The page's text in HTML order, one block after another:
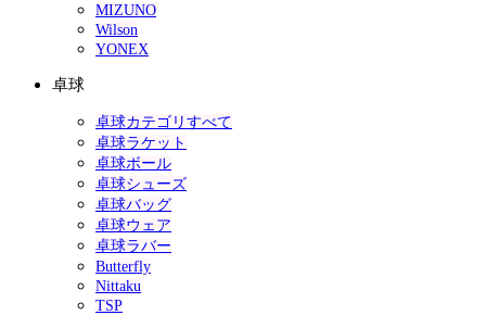
MIZUNO
Wilson
YONEX
卓球
卓球カテゴリすべて
卓球ラケット
卓球ボール
卓球シューズ
卓球バッグ
卓球ウェア
卓球ラバー
Butterfly
Nittaku
TSP